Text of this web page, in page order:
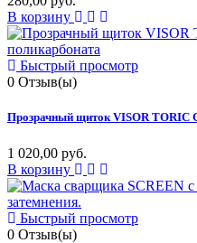
В корзину
Быстрый просмотр
0 Отзыв(ы)
Прозрачный щиток VISOR TORIC
1 020,00 руб.
В корзину
Быстрый просмотр
0 Отзыв(ы)